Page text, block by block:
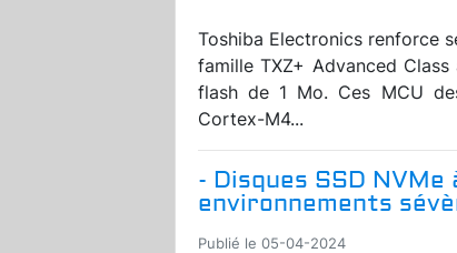
Toshiba Electronics renforce
famille TXZ+ Advanced
flash de 1 Mo. Ces MCU
Cortex-M4...
- Disques SSD
environnements
Publié le 05-04-2024